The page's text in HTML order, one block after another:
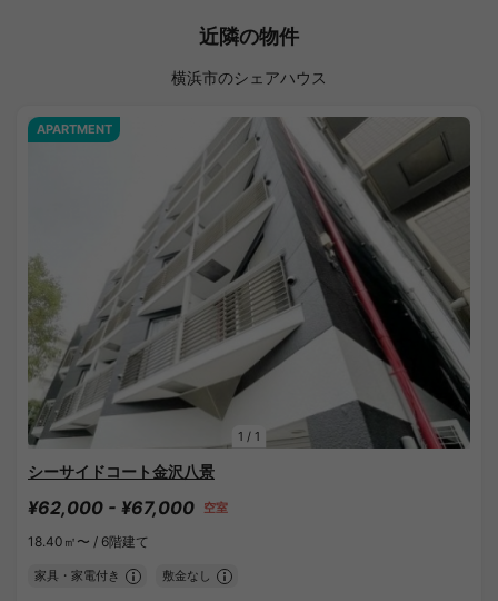
近隣の物件
横浜市のシェアハウス
1 / 1
APARTMENT
シーサイドコート金沢八景
¥62,000 - ¥67,000 空室
18.40㎡〜 / 6階建て
家具・家電付き 敷金なし